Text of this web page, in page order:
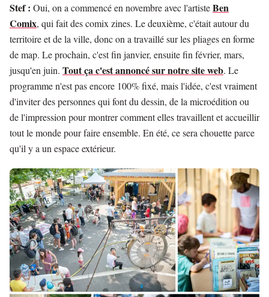
Stef : Oui, on a commencé en novembre avec l'artisteBen
Comix, qui fait des comix zines. Le deuxième, c'était autour du
territoire et de la ville, donc on a travaillé sur les pliages en forme
de map. Le prochain, c'est fin janvier, ensuite fin février, mars,
jusqu'en juin. Tout ça c'est annoncé sur notre site web. Le
programme n'est pas encore 100% fixé, mais l'idée, c'est vraiment
d'inviter des personnes qui font du dessin, de la microédition ou
de l'impression pour montrer comment elles travaillent et accueillir
tout le monde pour faire ensemble. En été, ce sera chouette parce
qu'il y a un espace extérieur.